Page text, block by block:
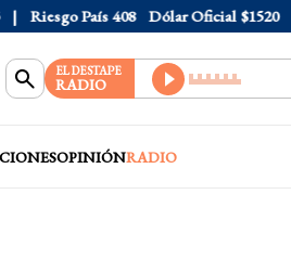
Riesgo País 408 Dólar Oficial $1520
EL DESTAPE
RADIO
OPINIÓNRADIO